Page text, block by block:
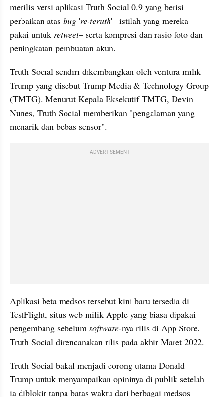
merilis versi aplikasi Truth Social 0.9 yang berisi
perbaikan atas bug 're-teruth' –istilah yang mereka
pakai untuk retweet– serta kompresi dan rasio foto dan
peningkatan pembuatan akun.
Truth Social sendiri dikembangkan oleh ventura milik
Trump yang disebut Trump Media & Technology Group
(TMTG). Menurut Kepala Eksekutif TMTG, Devin
Nunes, Truth Social memberikan "pengalaman yang
menarik dan bebas sensor".
ADVERTISEMENT
Aplikasi beta medsos tersebut kini baru tersedia di
TestFlight, situs web milik Apple yang biasa dipakai
pengembang sebelum software-nya rilis di App Store.
Truth Social direncanakan rilis pada akhir Maret 2022.
Truth Social bakal menjadi corong utama Donald
Trump untuk menyampaikan opininya di publik setelah